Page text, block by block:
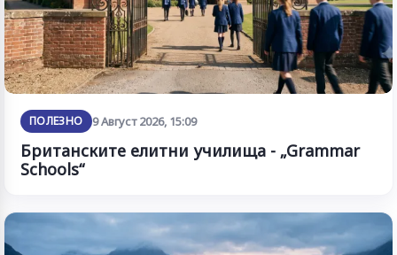
ПОЛЕЗНО 9 Август 2026, 15:09
Британските елитни училища - „Grammar
Schools“